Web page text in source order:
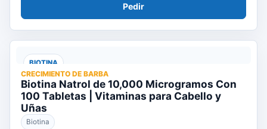
Pedir
BIOTINA
CRECIMIENTO DE BARBA
Biotina Natrol de 10,000 Microgramos Con
100 Tabletas | Vitaminas para Cabello y
Uñas
Biotina